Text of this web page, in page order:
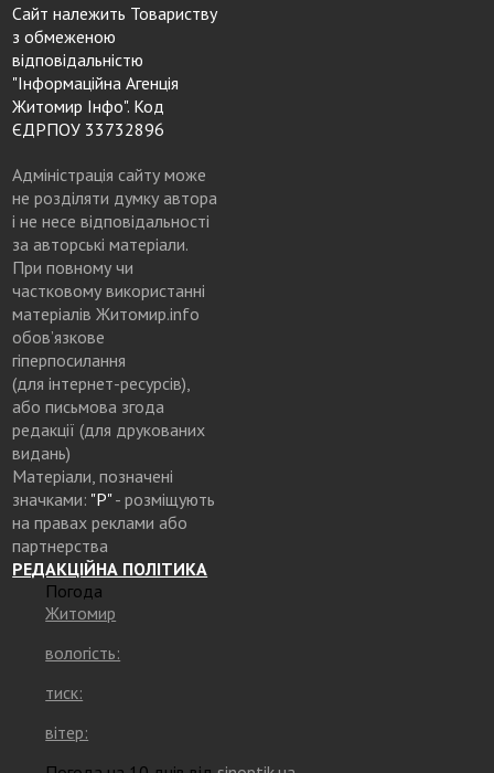
Сайт належить Товариству
з обмеженою
відповідальністю
"Інформаційна Агенція
Житомир Інфо". Код
ЄДРПОУ 33732896
Адміністрація сайту може
не розділяти думку автора
і не несе відповідальності
за авторські матеріали.
При повному чи
частковому використанні
матеріалів Житомир.info
обов’язкове
гіперпосилання
(для інтернет-ресурсів),
або письмова згода
редакції (для друкованих
видань)
Матеріали, позначені
значками: "Р"- розміщують
на правах реклами або
партнерства
РЕДАКЦІЙНА ПОЛІТИКА
Погода
Житомир
вологість:
тиск:
вітер: